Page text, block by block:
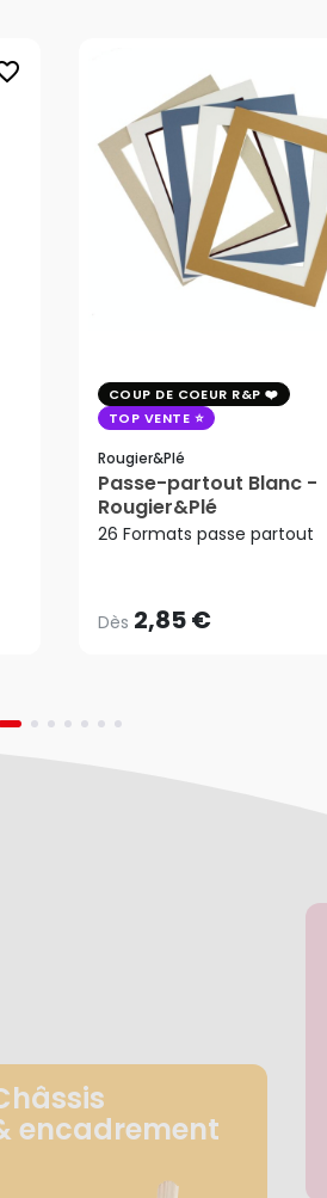
COUP DE COEUR R&P
TOP VENTE
Rougier&plé
Passe-partout Blanc -
Rougier&Plé
26 Formats passe partout
Dès 2,85 €
Dès2,85 €
encadrement